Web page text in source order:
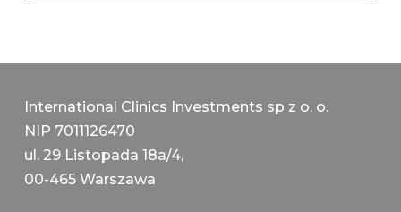
International Clinics Investments sp z o. o.
NIP 7011126470
ul. 29 Listopada 18a/4,
00-465 Warszawa